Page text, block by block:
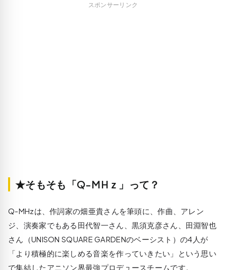
スポンサーリンク
★そもそも「Q-MHｚ」って？
Q-MHzは、作詞家の畑亜貴さんを筆頭に、作曲、アレン
ジ、演奏家でもある田代智一さん、黒須克彦さん、田淵智也
さん（UNISON SQUARE GARDENのベーシスト）の4人が
「より積極的に楽しめる音楽を作っていきたい」という思い
で集結したアニソン界最強プロデュースチームです。